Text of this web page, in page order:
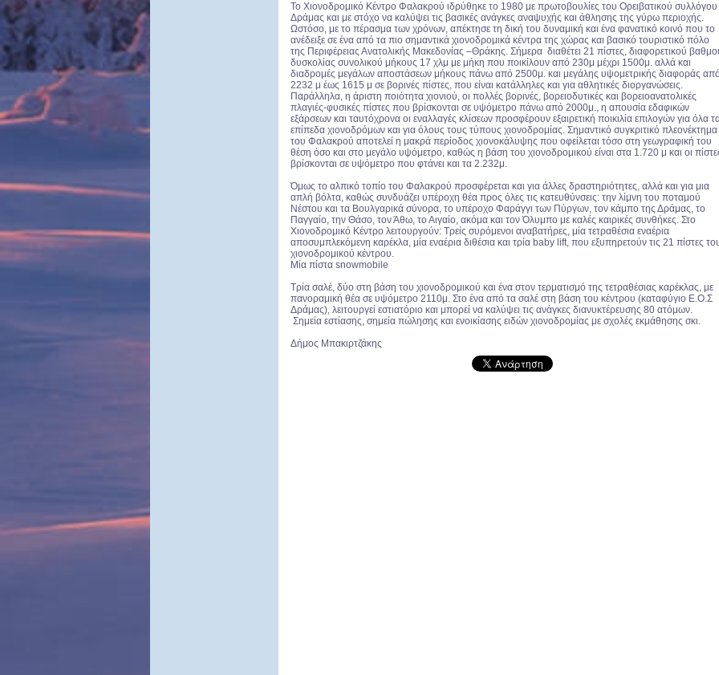
Το Χιονοδρομικό Κέντρο Φαλακρού ιδρύθηκε το 1980 με πρωτοβουλίες του Ορειβατικού συλλόγου
Δράμας και με στόχο να καλύψει τις βασικές ανάγκες αναψυχής και άθλησης της γύρω περιοχής.
Ωστόσο, με το πέρασμα των χρόνων, απέκτησε τη δική του δυναμική και ένα φανατικό κοινό που το
ανέδειξε σε ένα από τα πιο σημαντικά χιονοδρομικά κέντρα της χώρας και βασικό τουριστικό πόλο
της Περιφέρειας Ανατολικής Μακεδονίας –Θράκης. Σήμερα διαθέτει 21 πίστες, διαφορετικού
δυσκολίας συνολικού μήκους 17 χλμ με μήκη που ποικίλουν από 230μ μέχρι 1500μ. αλλά και
διαδρομές μεγάλων αποστάσεων μήκους πάνω από 2500μ. και μεγάλης υψομετρικής διαφοράς
2232 μ έως 1615 μ σε βορινές πίστες, που είναι κατάλληλες και για αθλητικές διοργανώσεις.
Παράλληλα, η άριστη ποιότητα χιονιού, οι πολλές βορινές, βορειοδυτικές και βορειοανατολικές
πλαγιές-φυσικές πίστες που βρίσκονται σε υψόμετρο πάνω από 2000μ., η απουσία εδαφικών
εξάρσεων και ταυτόχρονα οι εναλλαγές κλίσεων προσφέρουν εξαιρετική ποικιλία επιλογών για όλα
επίπεδα χιονοδρόμων και για όλους τους τύπους χιονοδρομίας. Σημαντικό συγκριτικό πλεονέκτημα
του Φαλακρού αποτελεί η μακρά περίοδος χιονοκάλυψης που οφείλεται τόσο στη γεωγραφική του
θέση όσο και στο μεγάλο υψόμετρο, καθώς η βάση του χιονοδρομικού είναι στα 1.720 μ και οι
βρίσκονται σε υψόμετρο που φτάνει και τα 2.232μ.
Όμως το αλπικό τοπίο του Φαλακρού προσφέρεται και για άλλες δραστηριότητες, αλλά και για μια
απλή βόλτα, καθώς συνδυάζει υπέροχη θέα προς όλες τις κατευθύνσεις: την λίμνη του ποταμού
Νέστου και τα Βουλγαρικά σύνορα, το υπέροχο Φαράγγι των Πύργων, τον κάμπο της Δράμας, το
Παγγαίο, την Θάσο, τον Άθω, το Αιγαίο, ακόμα και τον Όλυμπο με καλές καιρικές συνθήκες. Στο
Χιονοδρομικό Κέντρο λειτουργούν: Τρείς συρόμενοι αναβατήρες, μία τετραθέσια εναέρια
αποσυμπλεκόμενη καρέκλα, μία εναέρια διθέσια και τρία baby lift, που εξυπηρετούν τις 21 πίστες
χιονοδρομικού κέντρου.
Μία πίστα snowmobile
Τρία σαλέ, δύο στη βάση του χιονοδρομικού και ένα στον τερματισμό της τετραθέσιας καρέκλας, με
πανοραμική θέα σε υψόμετρο 2110μ. Στο ένα από τα σαλέ στη βάση του κέντρου (καταφύγιο Ε.Ο.Σ
Δράμας), λειτουργεί εστιατόριο και μπορεί να καλύψει τις ανάγκες διανυκτέρευσης 80 ατόμων.
Σημεία εστίασης, σημεία πώλησης και ενοικίασης ειδών χιονοδρομίας με σχολές εκμάθησης σκι.
Δήμος Μπακιρτζάκης